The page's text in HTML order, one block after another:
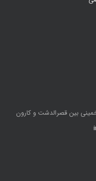
خمینی بین قصرالدشت و کارون